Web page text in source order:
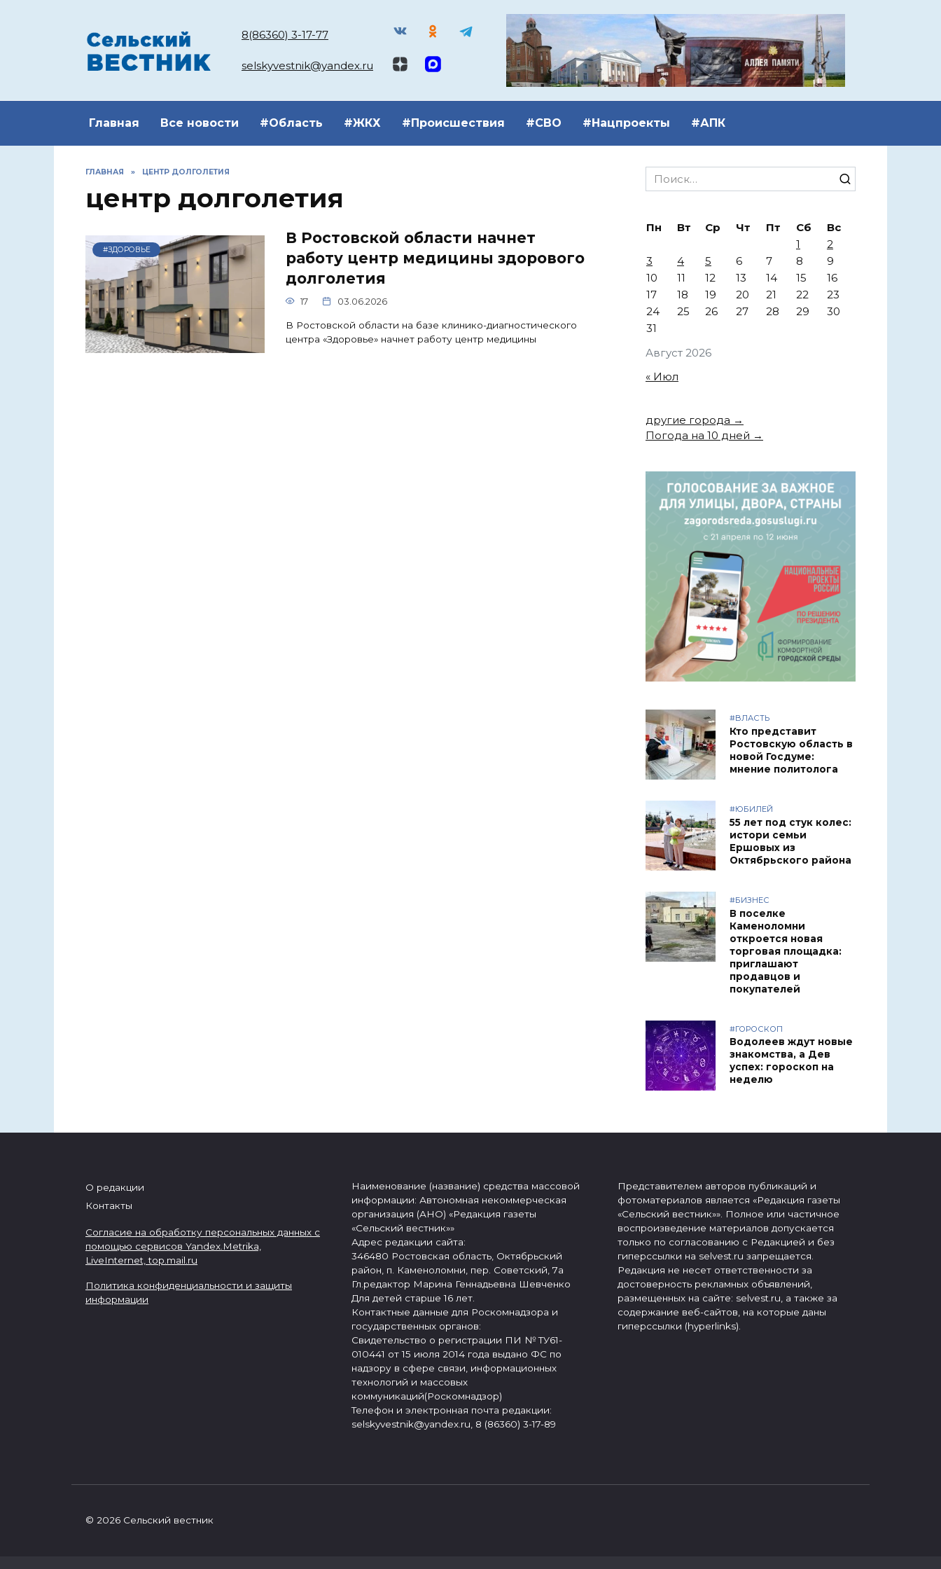
8(86360) 3-17-77
selskyvestnik@yandex.ru
Главная Все новости #Область #ЖКХ #Происшествия #СВО #Нацпроекты #АПК
ГЛАВНАЯ » ЦЕНТР ДОЛГОЛЕТИЯ
центр долголетия
#ЗДОРОВЬЕ
В Ростовской области начнет
работу центр медицины здорового
долголетия
17 03.06.2026
В Ростовской области на базе клинико-диагностического
центра «Здоровье» начнет работу центр медицины
Search
for:
Август 2026
Пн Вт Ср Чт Пт Сб
Вс
1
2
3
4 5 6 7 8
9
10
11 12 13 14 15
16
17
18 19 20 21 22
23
24
25 26 27 28 29
30
31
« Июл
другие города →
Погода на 10 дней →
#ВЛАСТЬ
Кто представит
Ростовскую область в
новой Госдуме:
мнение политолога
#ЮБИЛЕЙ
55 лет под стук колес:
истори семьи
Ершовых из
Октябрьского района
#БИЗНЕС
В поселке
Каменоломни
откроется новая
торговая площадка:
приглашают
продавцов и
покупателей
#ГОРОСКОП
Водолеев ждут новые
знакомства, а Дев
успех: гороскоп на
неделю
О редакции
Контакты
Согласие на обработку персональных данных с
помощью сервисов Yandex.Metrika,
LiveInternet,top.mail.ru
Политика конфиденциальности и защиты
информации
Наименование (название) средства массовой
информации: Автономная некоммерческая
организация (АНО) «Редакция газеты
«Сельский вестник»»
Адрес редакции сайта:
346480 Ростовская область, Октябрьский
район, п. Каменоломни, пер. Советский, 7а
Гл.редактор Марина Геннадьевна Шевченко
Для детей старше 16 лет.
Контактные данные для Роскомнадзора и
государственных органов:
Свидетельство о регистрации ПИ № ТУ61-
010441 от 15 июля 2014 года выдано ФС по
надзору в сфере связи, информационных
технологий и массовых
коммуникаций(Роскомнадзор)
Телефон и электронная почта редакции:
selskyvestnik@yandex.ru, 8 (86360) 3-17-89
Представителем авторов публикаций и
фотоматериалов является «Редакция газеты
«Сельский вестник»». Полное или частичное
воспроизведение материалов допускается
только по согласованию с Редакцией и без
гиперссылки на selvest.ru запрещается.
Редакция не несет ответственности за
достоверность рекламных объявлений,
размещенных на сайте: selvest.ru, а также за
содержание веб-сайтов, на которые даны
гиперссылки (hyperlinks).
© 2026 Сельский вестник